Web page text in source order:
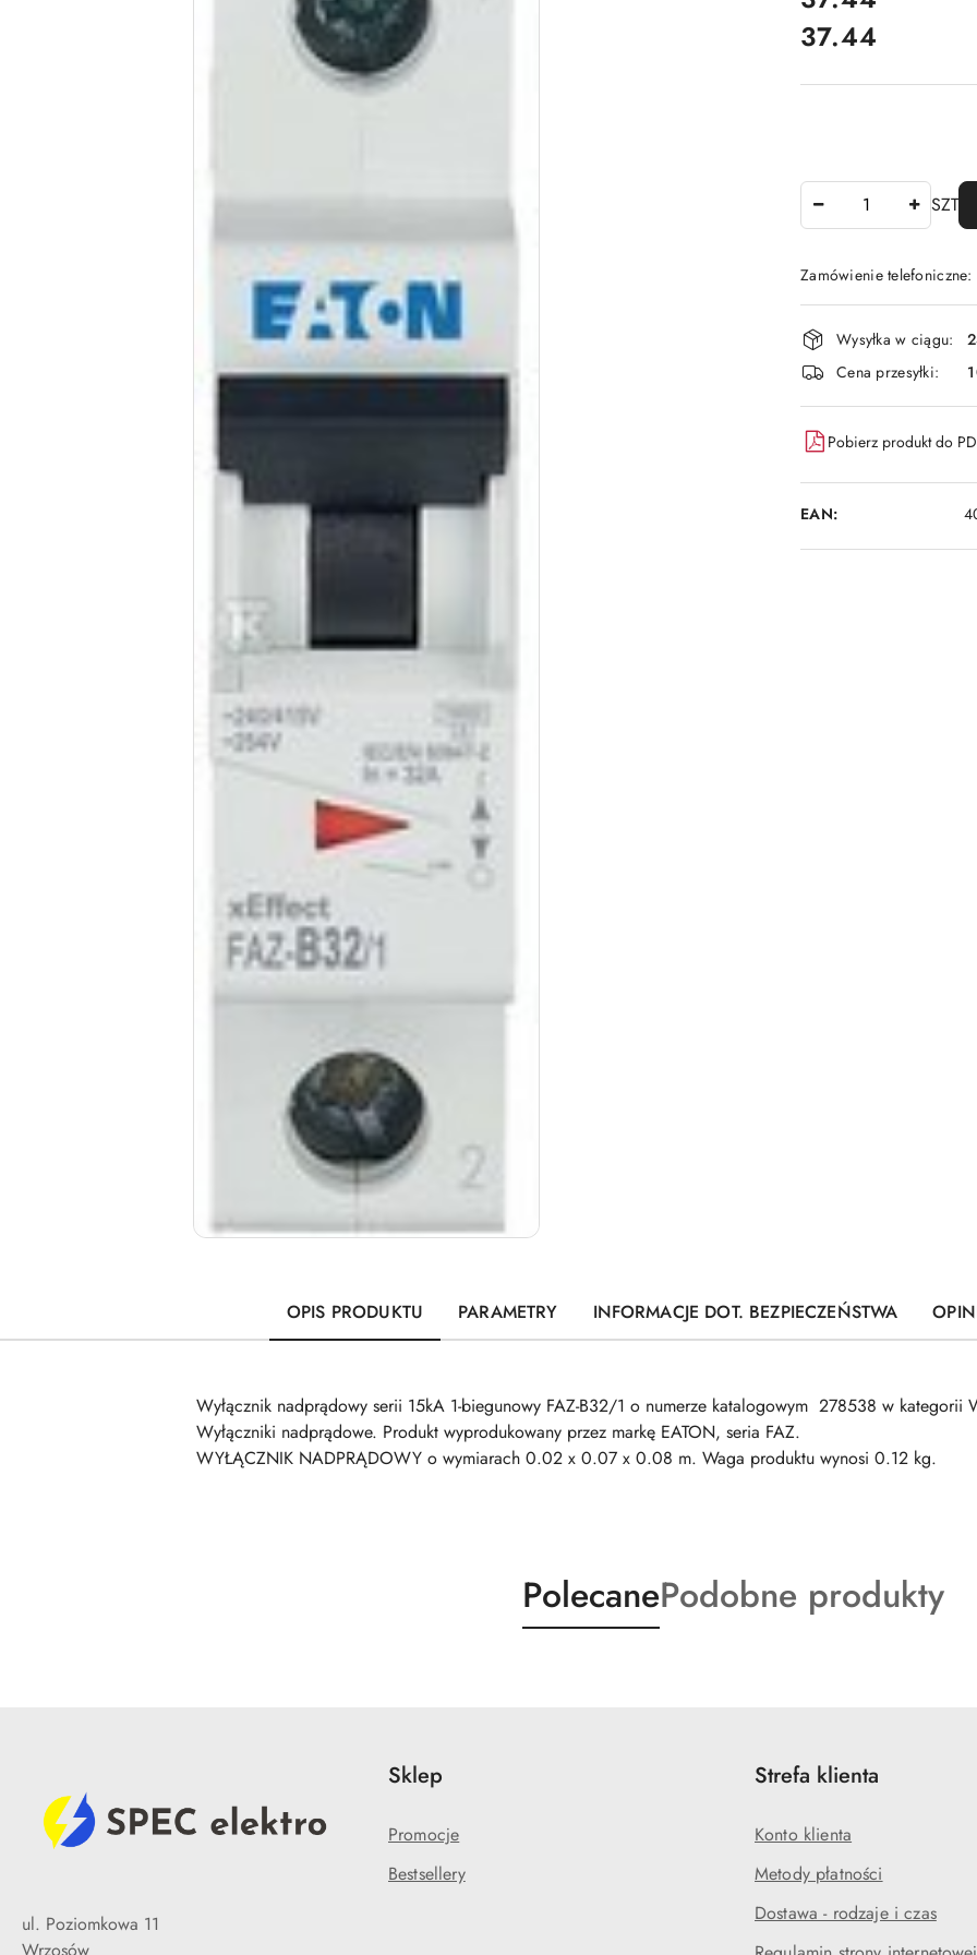
Cena:
37.44
SZT
Zamówienie
Dostępność
i
dostawa
Wysyłka w ciągu:
Cena przesyłki:
Pobierz produkt do
EAN:
OPIS PRODUKTU PARAMETRY INFORMACJE DOT. BEZPIECZEŃSTWA
Wyłącznik nadprądowy serii 15kA 1-biegunowy FAZ-B32/1 o numerze katalogowym 278538 w kategorii
Wyłączniki nadprądowe. Produkt wyprodukowany przez markę EATON, seria FAZ.
WYŁĄCZNIK NADPRĄDOWY o wymiarach 0.02 x 0.07 x 0.08 m. Waga produktu wynosi 0.12 kg.
Produkty
o
PolecaneProdukty
o
Podobne produkty
ul. Poziomkowa 11
Sklep
Promocje
Bestsellery
Strefa klienta
Konto klienta
Metody płatności
Dostawa - rodzaje i czas